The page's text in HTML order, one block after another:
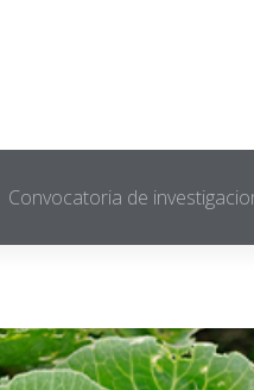
Convocatoria de